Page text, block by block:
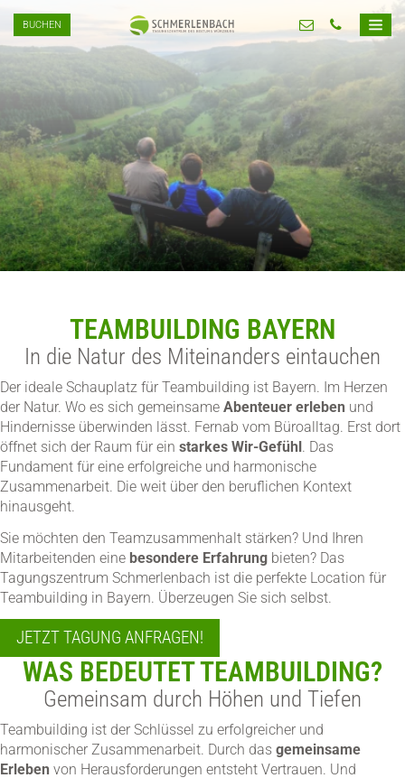
BUCHEN
TEAMBUILDING BAYERN
In die Natur des Miteinanders eintauchen
Der ideale Schauplatz für Teambuilding ist Bayern. Im Herzen
der Natur. Wo es sich gemeinsame Abenteuer erleben und
Hindernisse überwinden lässt. Fernab vom Büroalltag. Erst dort
öffnet sich der Raum für ein starkes Wir-Gefühl. Das
Fundament für eine erfolgreiche und harmonische
Zusammenarbeit. Die weit über den beruflichen Kontext
hinausgeht.
Sie möchten den Teamzusammenhalt stärken? Und Ihren
Mitarbeitenden eine besondere Erfahrung bieten? Das
Tagungszentrum Schmerlenbach ist die perfekte Location für
Teambuilding in Bayern. Überzeugen Sie sich selbst.
JETZT TAGUNG ANFRAGEN!
WAS BEDEUTET TEAMBUILDING?
Gemeinsam durch Höhen und Tiefen
Teambuilding ist der Schlüssel zu erfolgreicher und
harmonischer Zusammenarbeit. Durch das gemeinsame
Erleben von Herausforderungen entsteht Vertrauen. Und